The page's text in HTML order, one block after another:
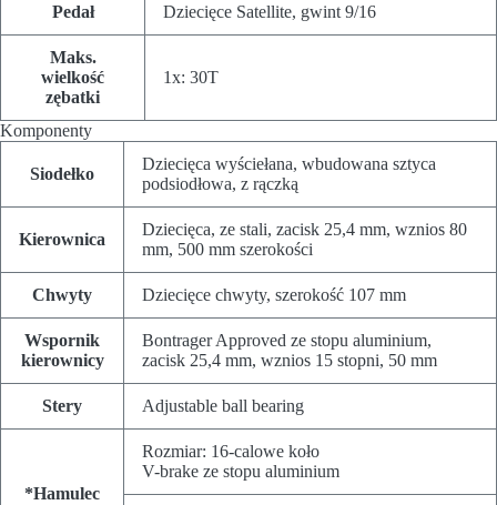
Pedał Dziecięce Satellite, gwint 9/16
Maks.
wielkość
zębatki
1x: 30T
Komponenty
Siodełko
Dziecięca wyściełana, wbudowana sztyca
podsiodłowa, z rączką
Kierownica
Dziecięca, ze stali, zacisk 25,4 mm, wznios 80
mm, 500 mm szerokości
Chwyty Dziecięce chwyty, szerokość 107 mm
Wspornik
kierownicy
Bontrager Approved ze stopu aluminium,
zacisk 25,4 mm, wznios 15 stopni, 50 mm
Stery Adjustable ball bearing
*Hamulec
Rozmiar: 16-calowe koło
V-brake ze stopu aluminium